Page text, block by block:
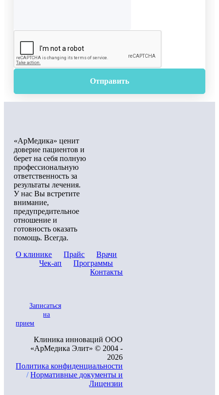
Отправить
«АрМедика» ценит
доверие пациентов и
берет на себя полную
профессиональную
ответственность за
результаты лечения.
У нас Вы встретите
внимание,
предупредительное
отношение и
готовность оказать
помощь. Всегда.
О клинике
Прайс
Врачи
Чек-ап
Программы
Контакты
Записаться
на
прием
Клиника инноваций ООО
«АрМедика Элит» © 2004 -
2026
Политика конфиденциальности
/Нормативные документы и
Лицензии